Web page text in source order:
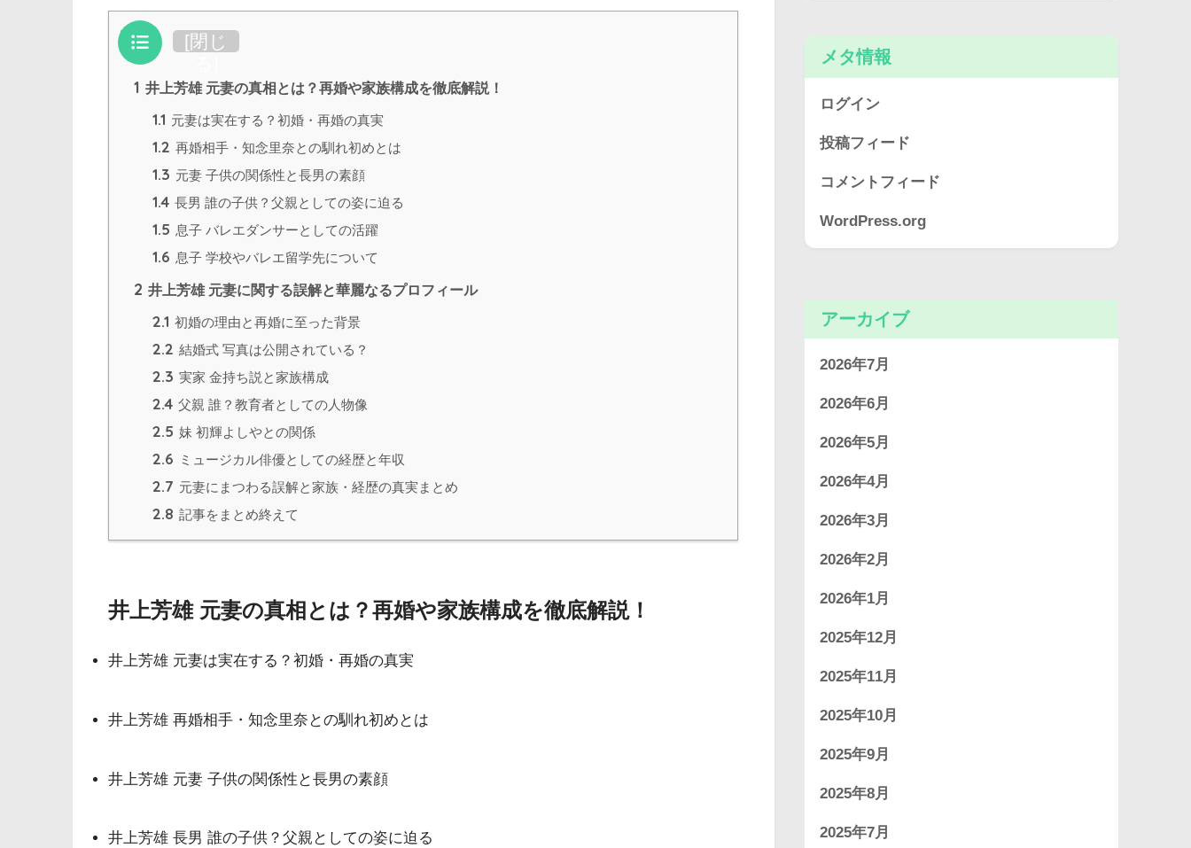
目次 [閉じ
1 井上芳雄 元妻の真相とは？再婚や家族構成を徹底解説！
1.1 元妻は実在する？初婚・再婚の真実
1.2 再婚相手・知念里奈との馴れ初めとは
1.3 元妻 子供の関係性と長男の素顔
1.4 長男 誰の子供？父親としての姿に迫る
1.5 息子 バレエダンサーとしての活躍
1.6 息子 学校やバレエ留学先について
2 井上芳雄 元妻に関する誤解と華麗なるプロフィール
2.1 初婚の理由と再婚に至った背景
2.2 結婚式 写真は公開されている？
2.3 実家 金持ち説と家族構成
2.4 父親 誰？教育者としての人物像
2.5 妹 初輝よしやとの関係
2.6 ミュージカル俳優としての経歴と年収
2.7 元妻にまつわる誤解と家族・経歴の真実まとめ
2.8 記事をまとめ終えて
井上芳雄 元妻の真相とは？再婚や家族構成を徹底解説！
井上芳雄 元妻は実在する？初婚・再婚の真実
井上芳雄 再婚相手・知念里奈との馴れ初めとは
井上芳雄 元妻 子供の関係性と長男の素顔
井上芳雄 長男 誰の子供？父親としての姿に迫る
メタ情報
ログイン
投稿フィード
コメントフィード
WordPress.org
アーカイブ
2026年7月
2026年6月
2026年5月
2026年4月
2026年3月
2026年2月
2026年1月
2025年12月
2025年11月
2025年10月
2025年9月
2025年8月
2025年7月